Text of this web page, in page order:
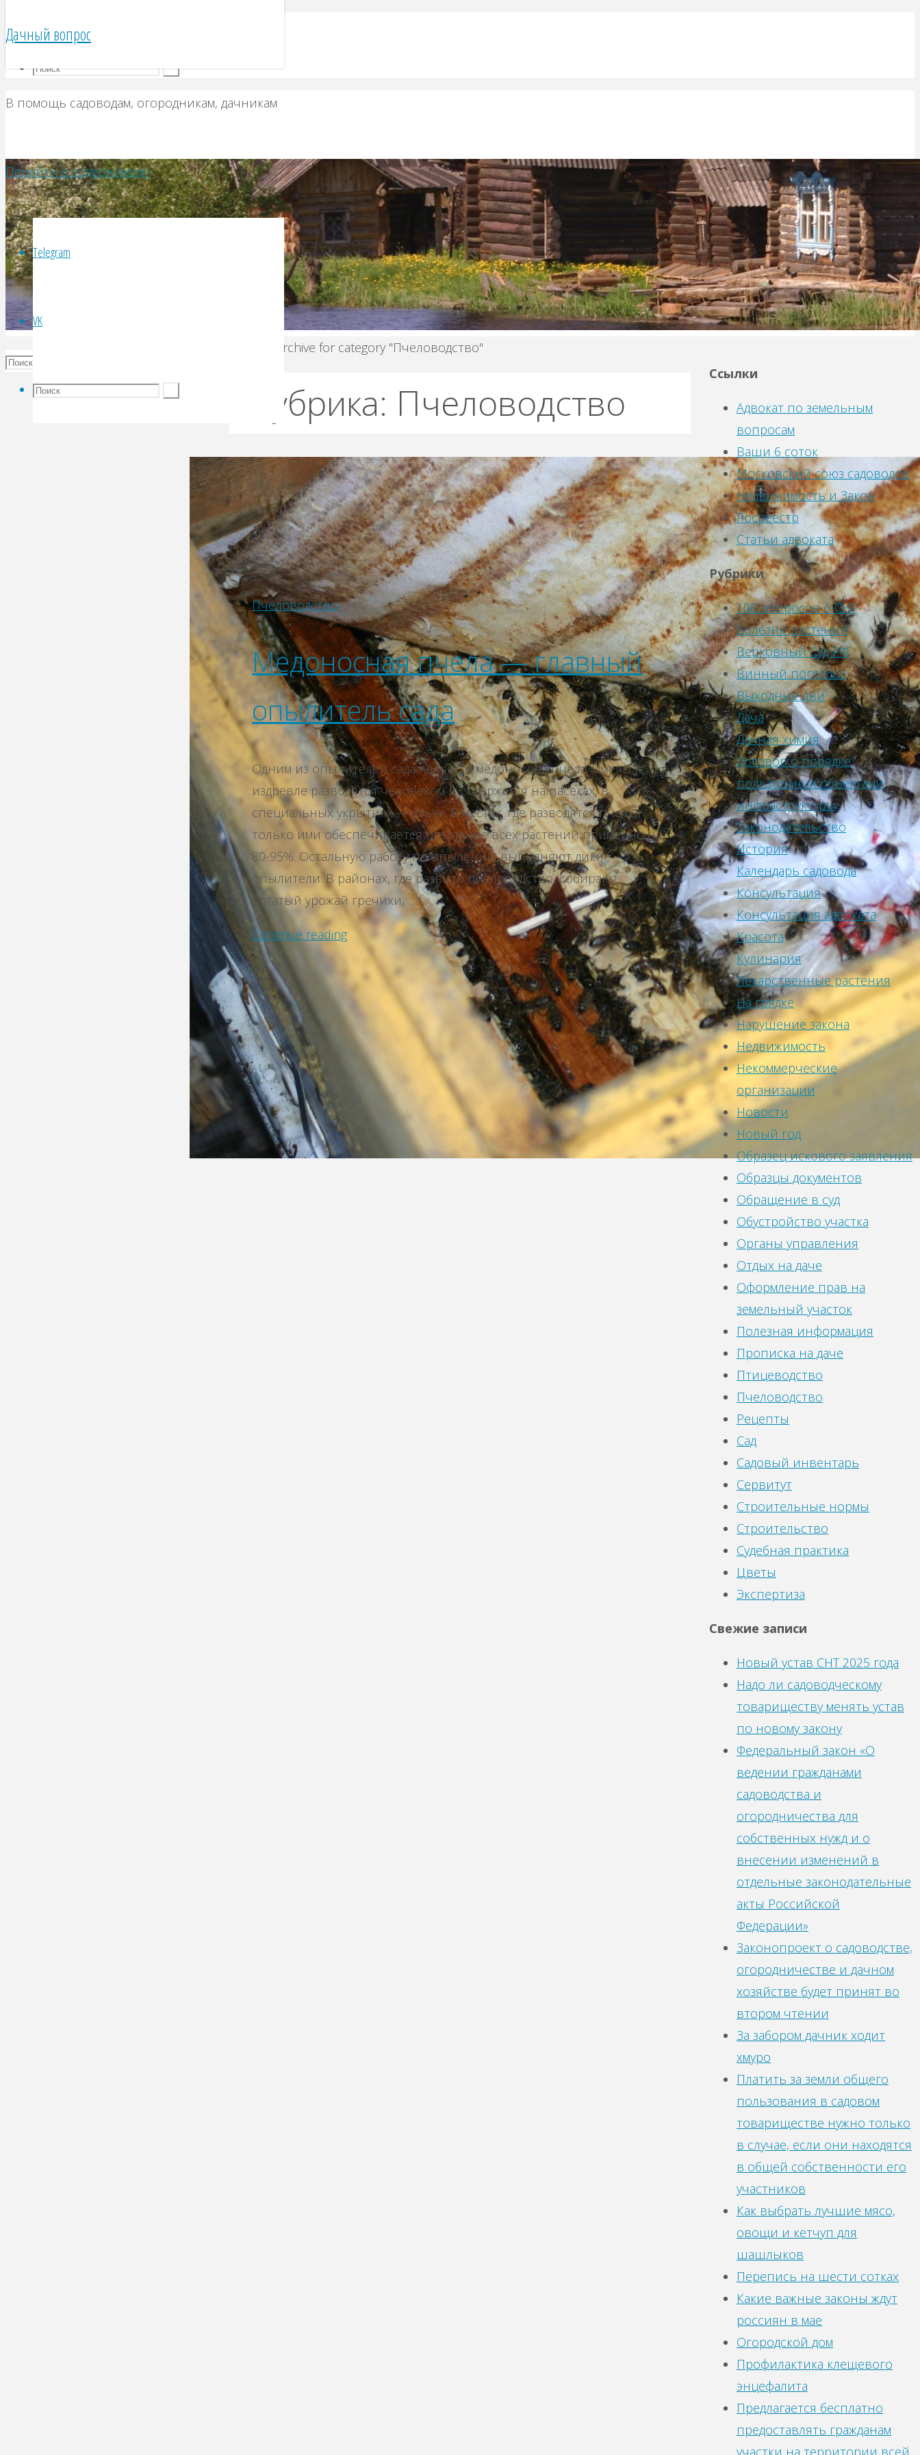
VK
Дачный вопрос
В помощь садоводам, огородникам, дачникам
Перейти к содержимому
Telegram
VK
Archive for category "Пчеловодство"
Рубрика: Пчеловодство
Пчеловодство
Медоносная пчела — главный
опылитель сада
Одним из опылителей сада является медоносная пчела. Пчелы
издревле разводятся человеком и содержатся на пасеках, в
специальных укрытиях — ульях. В местах, где разводятся пчелы,
только ими обеспечивается опыление всех растений примерно на
80-95%. Остальную работу по опылению выполняют дикие
опылители. В районах, где развито пчеловодство, собирают
богатый урожай гречихи, …
Continue reading
Ссылки
Адвокат по земельным
вопросам
Ваши 6 соток
Московский союз садоводов
Недвижимость и Закон
Росреестр
Статьи адвоката
Рубрики
100 вопросов о СНТ
Болезни растений
Верховный Суд РФ
Винный погребок
Выходные дни
Дача
Дачная химия
Договор о порядке
пользования объектами
инфраструктуры
Законодательство
История
Календарь садовода
Консультация
Консультация адвоката
Красота
Кулинария
Лекарственные растения
На грядке
Нарушение закона
Недвижимость
Некоммерческие
организации
Новости
Новый год
Образец искового заявления
Образцы документов
Обращение в суд
Обустройство участка
Органы управления
Отдых на даче
Оформление прав на
земельный участок
Полезная информация
Прописка на даче
Птицеводство
Пчеловодство
Рецепты
Сад
Садовый инвентарь
Сервитут
Строительные нормы
Строительство
Судебная практика
Цветы
Экспертиза
Свежие записи
Новый устав СНТ 2025 года
Надо ли садоводческому
товариществу менять устав
по новому закону
Федеральный закон «О
ведении гражданами
садоводства и
огородничества для
собственных нужд и о
внесении изменений в
отдельные законодательные
акты Российской
Федерации»
Законопроект о садоводстве,
огородничестве и дачном
хозяйстве будет принят во
втором чтении
За забором дачник ходит
хмуро
Платить за земли общего
пользования в садовом
товариществе нужно только
в случае, если они находятся
в общей собственности его
участников
Как выбрать лучшие мясо,
овощи и кетчуп для
шашлыков
Перепись на шести сотках
Какие важные законы ждут
россиян в мае
Огородской дом
Профилактика клещевого
энцефалита
Предлагается бесплатно
предоставлять гражданам
участки на территории всей